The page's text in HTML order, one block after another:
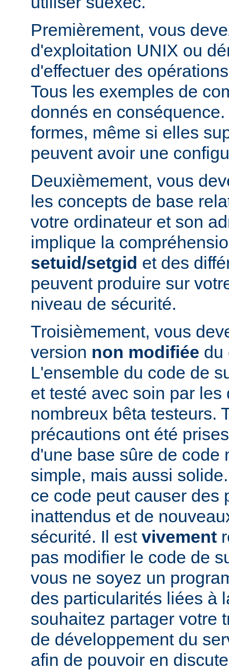
Premièrement, vous
d'exploitation UNIX ou
d'effectuer des
Tous les exemples de
donnés en
formes, même si elles
peuvent avoir une
Deuxièmement, vous
les concepts de base
votre ordinateur et son
implique la
setuid/setgid et des
peuvent produire sur
niveau de sécurité.
Troisièmement, vous
version non modifiée du
L'ensemble du code de
et testé avec soin par
nombreux bêta testeurs.
précautions ont été
d'une base sûre de code
simple, mais aussi
ce code peut causer des
inattendus et de
sécurité. Il est vivement
pas modifier le code de
vous ne soyez un
des particularités liées à
souhaitez partager votre
de développement du
afin de pouvoir en